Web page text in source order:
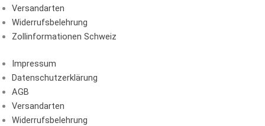
Versandarten
Widerrufsbelehrung
Zollinformationen Schweiz
Impressum
Datenschutzerklärung
AGB
Versandarten
Widerrufsbelehrung